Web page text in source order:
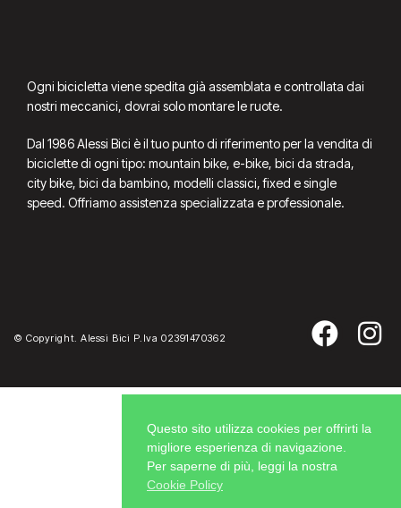
Ogni bicicletta viene spedita già assemblata e controllata dai
nostri meccanici, dovrai solo montare le ruote.
Dal 1986 Alessi Bici è il tuo punto di riferimento per la vendita di
biciclette di ogni tipo: mountain bike, e-bike, bici da strada,
city bike, bici da bambino, modelli classici, fixed e single
speed. Offriamo assistenza specializzata e professionale.
© Copyright. Alessi Bici P.Iva 02391470362
Questo sito utilizza cookies per offrirti la
migliore esperienza di navigazione.
Per saperne di più, leggi la nostra
Cookie Policy